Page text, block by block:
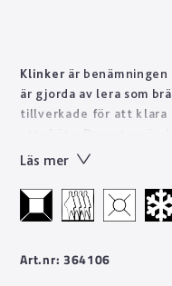
Klinkerär benämningen
är gjorda av lera som
tillverkade för att klara
mönsterbilder av sten.
Läs mer
Art.nr: 364106